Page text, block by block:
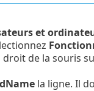
et
droit de la souris
la ligne. Il